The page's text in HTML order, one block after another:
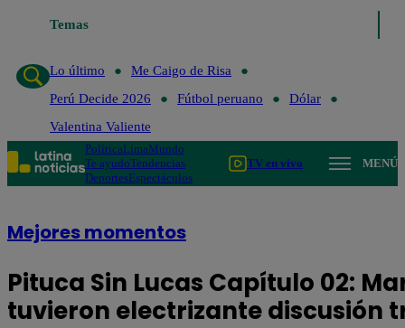
Temas
Lo último
Me Caigo de Risa
Perú Decide 2026
Fútbol peruano
Dólar
Valentina Valiente
PolíticaLimaMundo
Te ayudoTendencias
DeportesEspectáculos
TV en vivo MENÚ
Mejores momentos
Pituca Sin Lucas Capítulo 02:
tuvieron electrizante discusión